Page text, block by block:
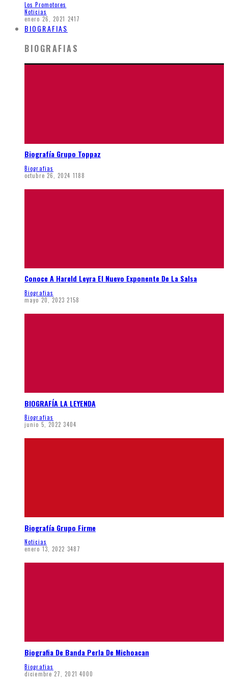
Los Promotores
Noticias
enero 26, 2021 2417
BIOGRAFIAS
BIOGRAFIAS
Biografía Grupo Toppaz
Biografias
octubre 26, 2024 1188
Conoce A Hareld Leyra El Nuevo Exponente De La Salsa
Biografias
mayo 20, 2023 2158
BIOGRAFÍA LA LEYENDA
Biografias
junio 5, 2022 3404
Biografía Grupo Firme
Noticias
enero 13, 2022 3487
Biografia De Banda Perla De Michoacan
Biografias
diciembre 27, 2021 4000